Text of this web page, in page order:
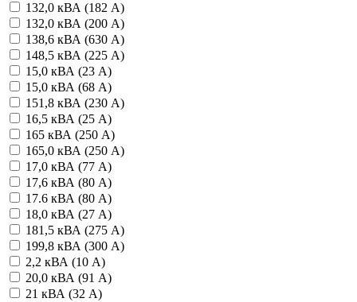
132,0 кВА (182 А)
132,0 кВА (200 А)
138,6 кВА (630 А)
148,5 кВА (225 А)
15,0 кВА (23 А)
15,0 кВА (68 А)
151,8 кВА (230 А)
16,5 кВА (25 А)
165 кВА (250 А)
165,0 кВА (250 А)
17,0 кВА (77 А)
17,6 кВА (80 А)
17.6 кВА (80 А)
18,0 кВА (27 А)
181,5 кВА (275 А)
199,8 кВА (300 А)
2,2 кВА (10 А)
20,0 кВА (91 А)
21 кВА (32 А)